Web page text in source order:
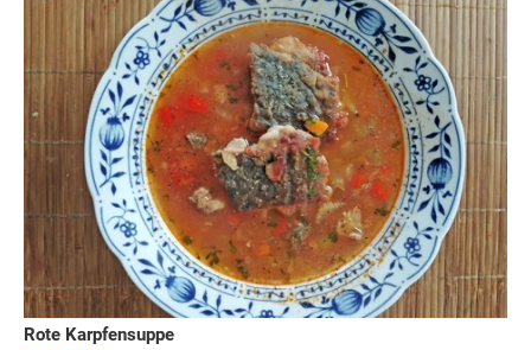
Rote Karpfensuppe